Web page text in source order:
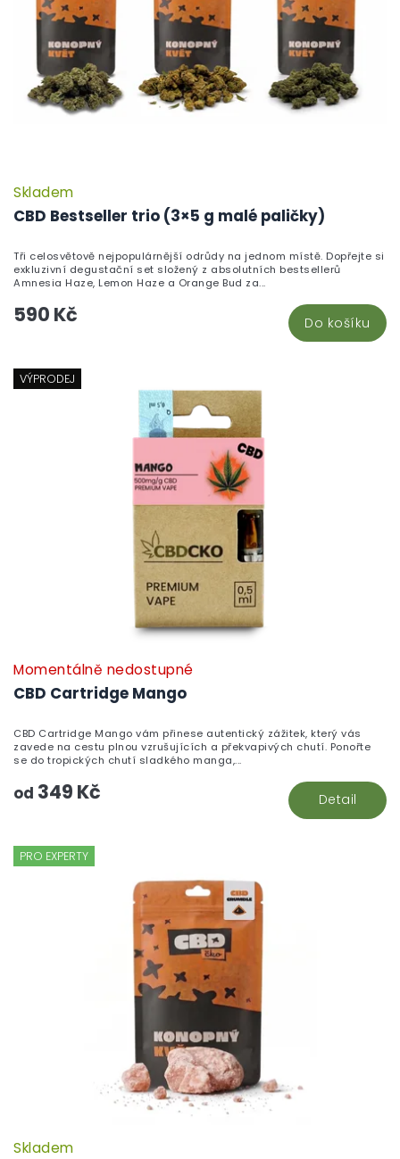
CBD Bestseller trio (3×5 g malé paličky)
Skladem
590 Kč Do košíku
Tři celosvětově nejpopulárnější odrůdy na jednom místě. Dopřejte si
exkluzivní degustační set složený z absolutních bestsellerů
Amnesia Haze, Lemon Haze a Orange Bud za...
VÝPRODEJ
CBD Cartridge Mango
Momentálně nedostupné
od 349 Kč Detail
CBD Cartridge Mango vám přinese autentický zážitek, který vás
zavede na cestu plnou vzrušujících a překvapivých chutí. Ponořte
se do tropických chutí sladkého manga,...
PRO EXPERTY
Skladem